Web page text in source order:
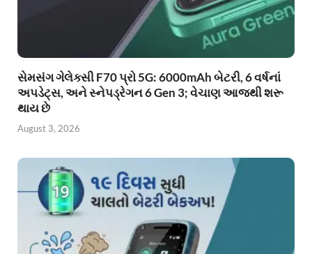
સેમસંગ ગેલેક્સી F70 પ્રો 5G: 6000mAh બેટરી, 6 વર્ષનાં
અપડેટ્સ, અને સ્નેપડ્રેગન 6 Gen 3; વેચાણ આજથી શરૂ
થાય છે
August 3, 2026